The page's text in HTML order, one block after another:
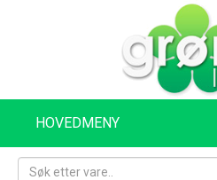
HOVEDMENY